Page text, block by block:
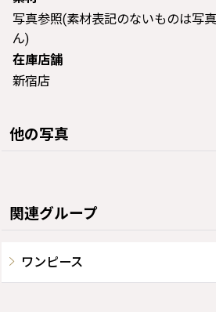
写真参照(素材表記のないものは写
ん)
在庫店舗
新宿店
他の写真
関連グループ
ワンピース